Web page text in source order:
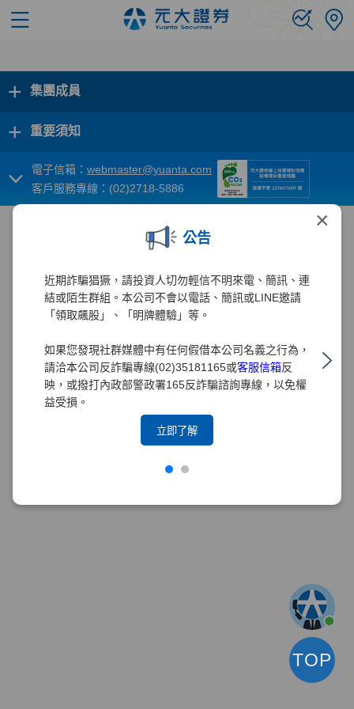
×
公告
近期詐騙猖獗，請投資人切勿輕信不明來電、簡訊、連
結或陌生群組。本公司不會以電話、簡訊或LINE邀請
「領取飆股」、「明牌體驗」等。
如果您發現社群媒體中有任何假借本公司名義之行為，
請洽本公司反詐騙專線(02)35181165或客服信箱反
映，或撥打內政部警政署165反詐騙諮詢專線，以免權
益受損。
立即了解
+ 集團成員
+ 重要須知
電子信箱： webmaster@yuanta.com
客戶服務專線：(02)2718-5886
TOP